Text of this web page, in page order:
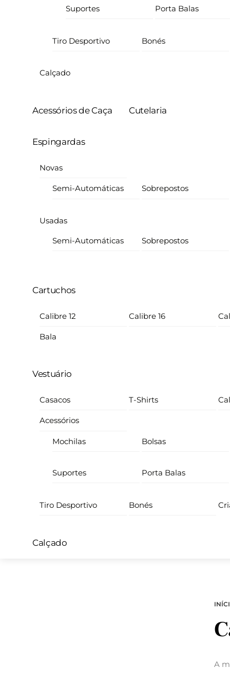
Suportes Porta Balas
Tiro Desportivo Bonés
Calçado
Acessórios de Caça Cutelaria
Espingardas
Novas
Semi-Automáticas Sobrepostos
Usadas
Semi-Automáticas Sobrepostos
Cartuchos
Calibre 12 Calibre 16
Bala
Vestuário
Casacos T-Shirts
Acessórios
Mochilas Bolsas
Suportes Porta Balas
Tiro Desportivo Bonés
Calçado
A